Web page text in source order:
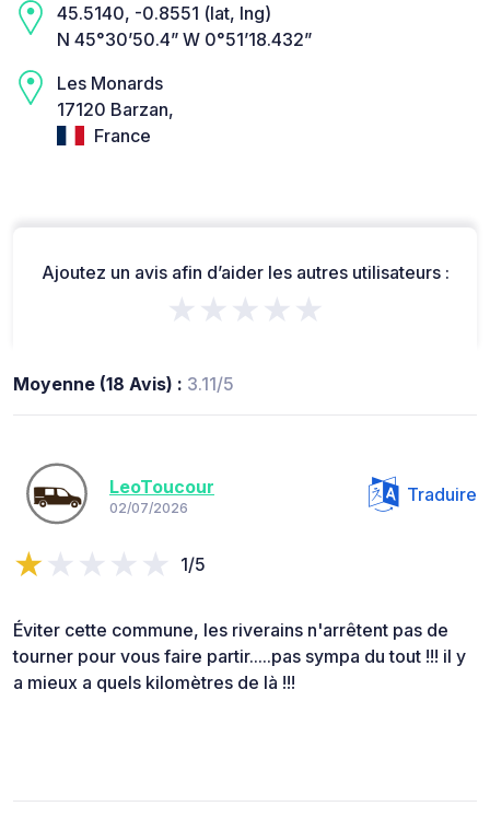
45.5140, -0.8551 (lat, lng)
N 45°30’50.4” W 0°51’18.432”
Les Monards
17120 Barzan,
France
Ajoutez un avis afin d’aider les autres utilisateurs :
★★★★★
Moyenne (18 Avis) : 3.11/5
LeoToucour
02/07/2026
Traduire
1/5
Éviter cette commune, les riverains n'arrêtent pas de
tourner pour vous faire partir.....pas sympa du tout !!! il y
a mieux a quels kilomètres de là !!!